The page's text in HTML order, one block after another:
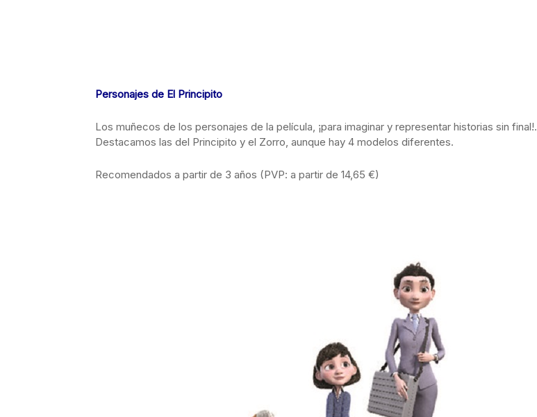
Personajes de El Principito
Los muñecos de los personajes de la película, ¡para imaginar y representar historias sin final!.
Destacamos las del Principito y el Zorro, aunque hay 4 modelos diferentes.
Recomendados a partir de 3 años (PVP: a partir de 14,65 €)